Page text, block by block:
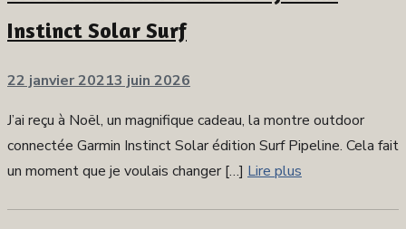
Instinct Solar Surf
Publié
22 janvier 20213 juin 2026
J’ai reçu à Noël, un magnifique cadeau, la montre outdoor
connectée Garmin Instinct Solar édition Surf Pipeline. Cela fait
un moment que je voulais changer […] Lire plus